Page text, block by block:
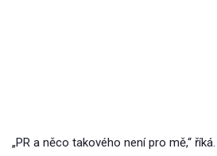
„PR a něco takového není pro mě,“